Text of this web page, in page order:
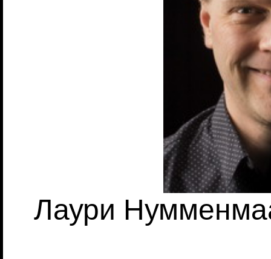
Лаури